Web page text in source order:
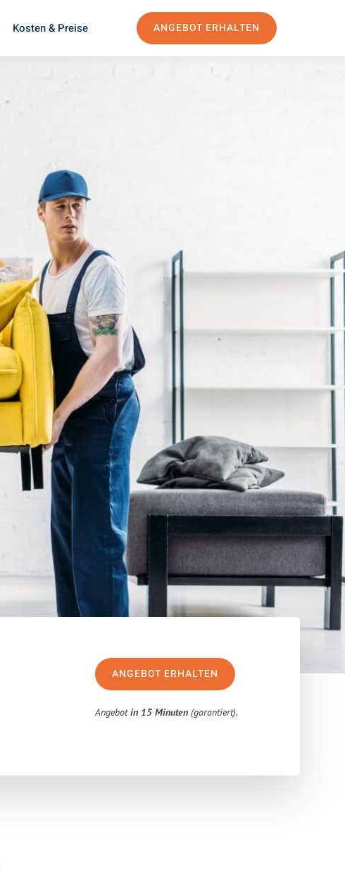
Kosten & Preise ANGEBOT ERHALTEN
ANGEBOT ERHALTEN
Angebotin 15 Minuten (garantiert).